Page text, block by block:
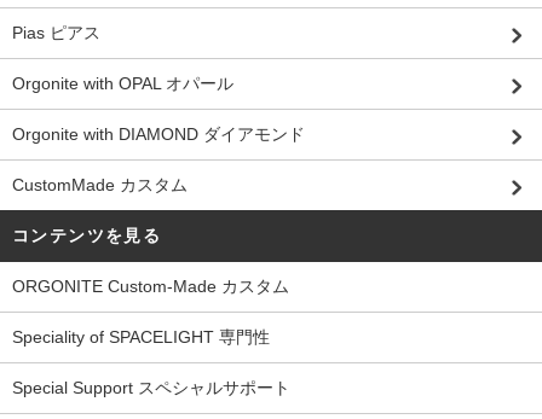
Pias ピアス
Orgonite with OPAL オパール
Orgonite with DIAMOND ダイアモンド
CustomMade カスタム
コンテンツを見る
ORGONITE Custom-Made カスタム
Speciality of SPACELIGHT 専門性
Special Support スペシャルサポート